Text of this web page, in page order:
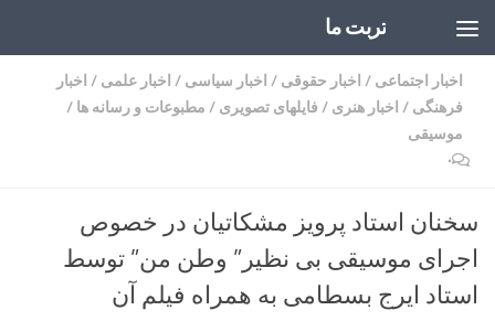
تربت ما
اخبار اجتماعی / اخبار حقوقی / اخبار سیاسی / اخبار علمی / اخبار
فرهنگی / اخبار هنری / فایلهای تصویری / مطبوعات و رسانه ها /
موسیقی
۰
سخنان استاد پرویز مشکاتیان در خصوص
اجرای موسیقی بی نظیر” وطن من” توسط
استاد ایرج بسطامی به همراه فیلم آن